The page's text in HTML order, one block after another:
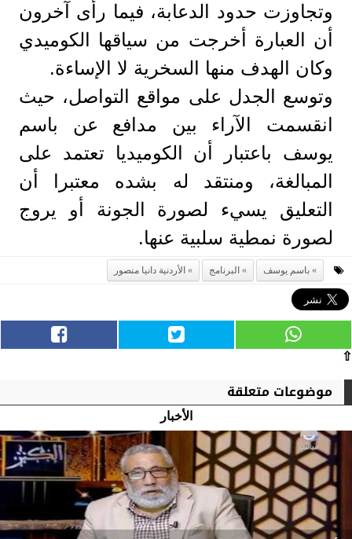
وتجاوزت حدود الدعابة، فيما رأى آخرون
أن العبارة أخرجت من سياقها الكوميدي
وكان الهدف منها السخرية لا الإساءة.
وتوسع الجدل على مواقع التواصل، حيث
انقسمت الآراء بين مدافع عن باسم
يوسف باعتبار أن الكوميديا تعتمد على
المبالغة، ومنتقد له بشده معتبرا أن
التعليق يسيء لصورة الجونة أو يروج
لصورة نمطية سلبية عنها.
باسم يوسف البرنامج الأردنية دانيا منصور
⇧
موضوعات متعلقة
الأخبار